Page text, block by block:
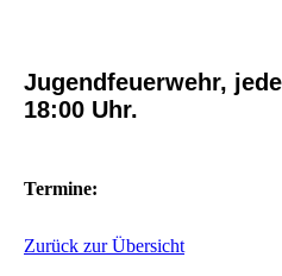
Jugendfeuerwehr,
18:00 Uhr.
Termine:
Zurück zur Übersicht